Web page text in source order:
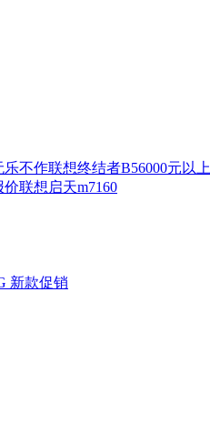
乐不作联想终结者B56000元以上
价联想启天m7160
新款促销